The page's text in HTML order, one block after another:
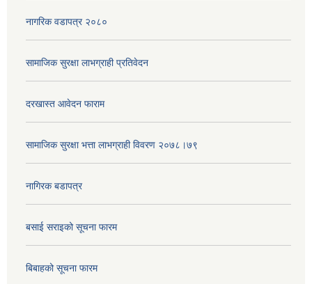
नागरिक वडापत्र २०८०
सामाजिक सुरक्षा लाभग्राही प्रतिवेदन
दरखास्त आवेदन फाराम
सामाजिक सुरक्षा भत्ता लाभग्राही विवरण २०७८।७९
नागिरक बडापत्र
बसाई सराइको सूचना फारम
बिबाहको सूचना फारम